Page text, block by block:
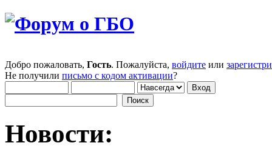
Добро пожаловать, Гость. Пожалуйста, войдите или
Не получили письмо с кодом активации?
Новости: